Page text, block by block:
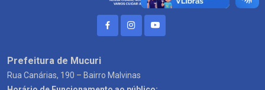
Prefeitura de Mucuri
Rua Canárias, 190 – Bairro Malvinas